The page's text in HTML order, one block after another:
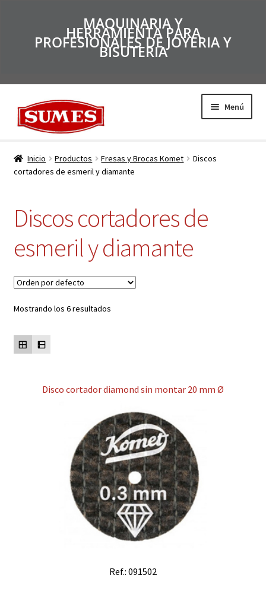
MAQUINARIA Y
HERRAMIENTA PARA
PROFESIONALES DE JOYERIA Y
BISUTERIA
Menú
Productos
Catálogos
Empresa
Contacto
Inicio Productos Fresas y Brocas Komet
Discos
cortadores de esmeril y diamante
Discos cortadores de
esmeril y diamante
Mostrando los 6 resultados
Disco cortador diamond sin montar 20 mm Ø
Ref.: 091502